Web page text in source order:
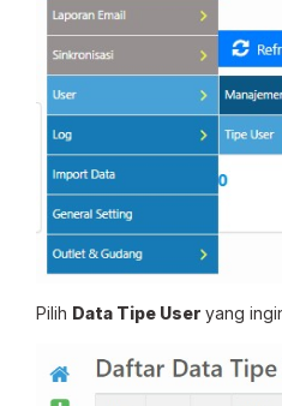
Pilih Data Tipe User yang